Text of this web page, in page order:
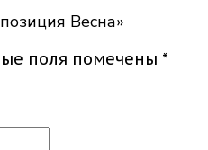
Весна»
поля помечены *